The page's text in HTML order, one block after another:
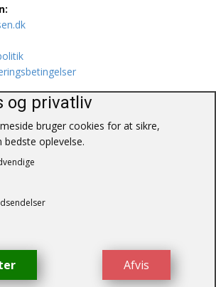
/ Sagn / Sagaer
– Alle rettigheder
forbeholdes.
og privatliv
bruger cookies for at sikre,
bedste oplevelse.
Afvis